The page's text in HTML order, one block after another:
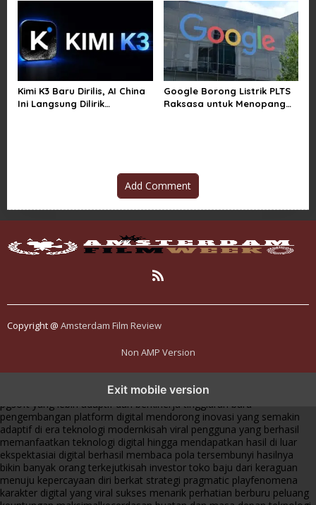
Kimi K3 Baru Dirilis, AI China
Ini Langsung Dilirik
Google Borong Listrik PLTS
Raksasa untuk Menopang
Add Comment
Copyright @ Amsterdam Film Review
Non AMP Version
Exit mobile version
menghadirkan inovasi berkualitasai digital menjadi kunci analisis data
pgsoft yang lebih adaptif dan berkinerja tinggiarah baru
pengembangan platform digital mendorong inovasi yang semakin
adaptif di era teknologi modernkisah viral pengguna yang berhasil
memanfaatkan teknologi digital hingga mendapatkan hasil di luar
ekspektasiai digital berhasil membaca pola tersembunyi hasilnya
bikin banyak orang terkejutkisah investor toko baju dari keraguan
menuju kepercayaan diri berkat strategi pragmatic playfenomena
karakter digital yang viral sukses menarik perhatian berburu peluang